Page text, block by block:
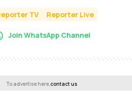
TV Reporter Live
Join WhatsApp Channel
To advertise here,contact us